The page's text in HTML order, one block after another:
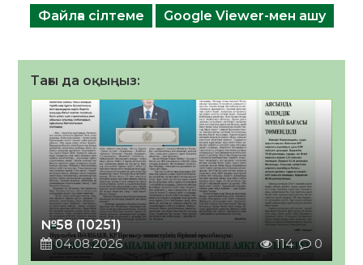
Файлға сілтеме Google Viewer-мен ашу
Тағы да оқыңыз:
№58 (10251)
04.08.2026
114 0